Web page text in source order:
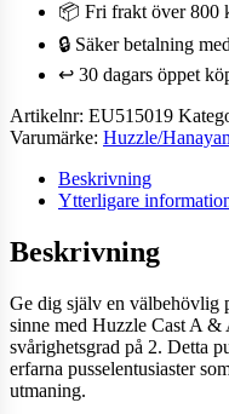
📦 Fri frakt över 800
🔒 Säker betalning
↩️ 30 dagars öppet
Artikelnr: EU515019
Varumärke: Huzzle/
Beskrivning
Ytterligare
Beskrivning
Ge dig själv en välbehövlig
sinne med Huzzle Cast A &
svårighetsgrad på 2. Detta
erfarna pusselentusiaster
utmaning.